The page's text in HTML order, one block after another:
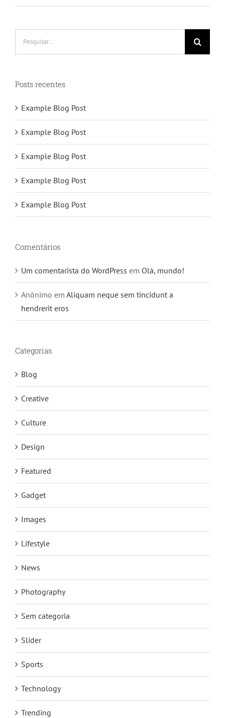
resultados
Posts recentes
Example Blog Post
Example Blog Post
Example Blog Post
Example Blog Post
Example Blog Post
Comentários
Um comentarista do WordPress em Olá, mundo!
Anônimo em Aliquam neque sem tincidunt a
hendrerit eros
Categorias
Blog
Creative
Culture
Design
Featured
Gadget
Images
Lifestyle
News
Photography
Sem categoria
Slider
Sports
Technology
Trending